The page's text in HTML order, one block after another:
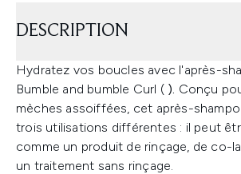
DESCRIPTION
Hydratez vos boucles avec l'après-
Bumble and bumble Curl ( ). Conçu
mèches assoiffées, cet après-
trois utilisations différentes : il peut
comme un produit de rinçage, de co-
un traitement sans rinçage.